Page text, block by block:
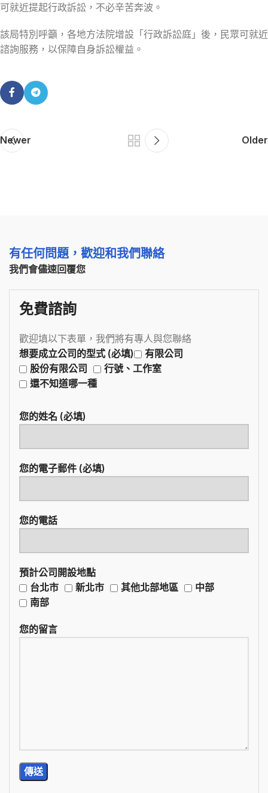
可就近提起行政訴訟，不必辛苦奔波。
該局特別呼籲，各地方法院增設「行政訴訟庭」後，民眾可就近
諮詢服務，以保障自身訴訟權益。
Newer Older
有任何問題，歡迎和我們聯絡
我們會儘速回覆您
免費諮詢
歡迎填以下表單，我們將有專人與您聯絡
想要成立公司的型式 (必填)
有限公司
股份有限公司
行號、工作室
還不知道哪一種
您的姓名 (必填)
您的電子郵件 (必填)
您的電話
預計公司開設地點
台北市
新北市 其他北部地區
中部
南部
您的留言